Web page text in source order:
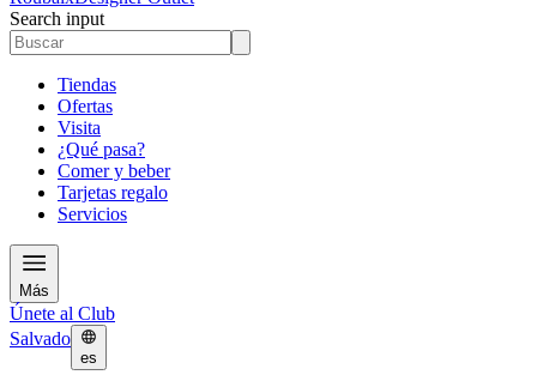
Search input
Tiendas
Ofertas
Visita
¿Qué pasa?
Comer y beber
Tarjetas regalo
Servicios
Más
Únete al Club
Salvado
es